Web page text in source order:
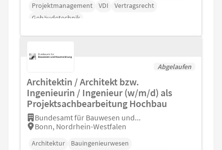
Projektmanagement
VDI
Vertragsrecht
Gebäudetechnik
Abgelaufen
Architektin / Architekt bzw.
Ingenieurin / Ingenieur (w/m/d) als
Projektsachbearbeitung Hochbau
Bundesamt für Bauwesen und...
Bonn, Nordrhein-Westfalen
Architektur
Bauingenieurwesen